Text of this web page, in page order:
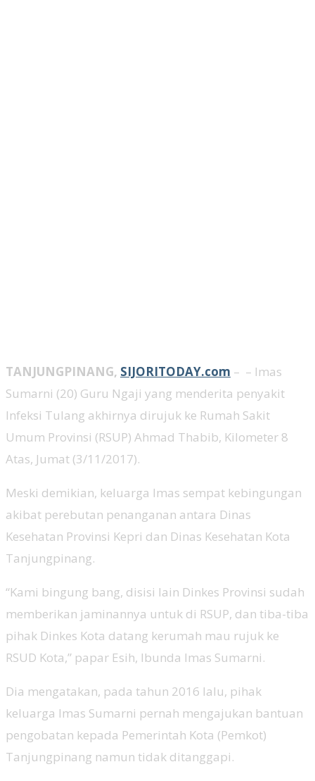
TANJUNGPINANG, SIJORITODAY.com – – Imas
Sumarni (20) Guru Ngaji yang menderita penyakit
Infeksi Tulang akhirnya dirujuk ke Rumah Sakit
Umum Provinsi (RSUP) Ahmad Thabib, Kilometer 8
Atas, Jumat (3/11/2017).
Meski demikian, keluarga Imas sempat kebingungan
akibat perebutan penanganan antara Dinas
Kesehatan Provinsi Kepri dan Dinas Kesehatan Kota
Tanjungpinang.
“Kami bingung bang, disisi lain Dinkes Provinsi sudah
memberikan jaminannya untuk di RSUP, dan tiba-tiba
pihak Dinkes Kota datang kerumah mau rujuk ke
RSUD Kota,” papar Esih, Ibunda Imas Sumarni.
Dia mengatakan, pada tahun 2016 lalu, pihak
keluarga Imas Sumarni pernah mengajukan bantuan
pengobatan kepada Pemerintah Kota (Pemkot)
Tanjungpinang namun tidak ditanggapi.